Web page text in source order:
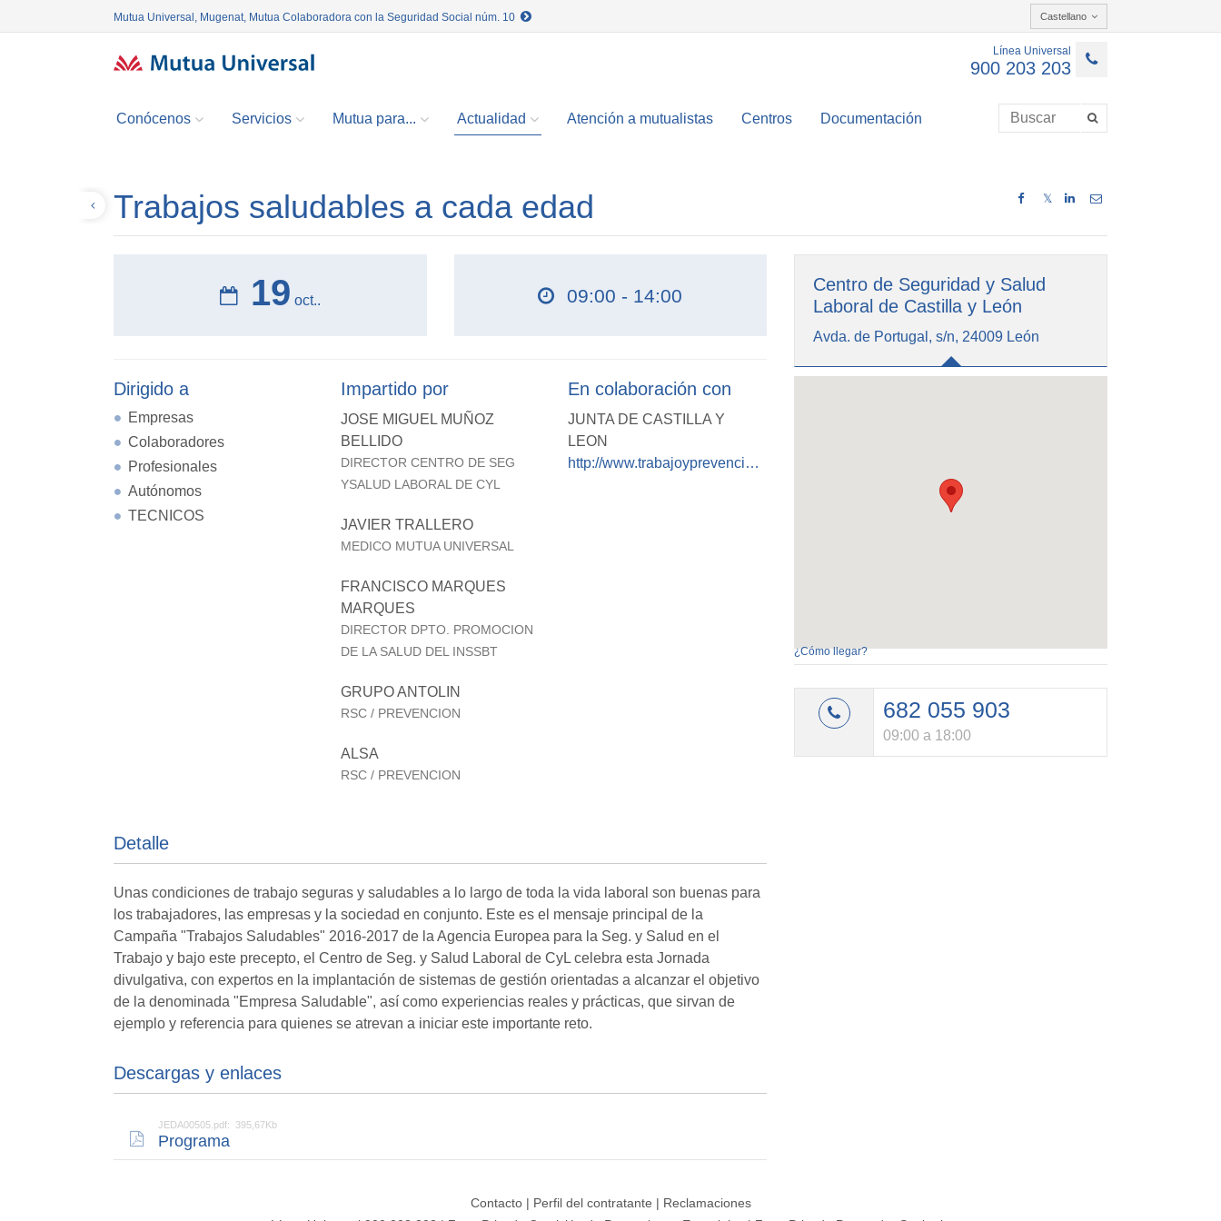
Mutua Universal, Mugenat, Mutua Colaboradora con la Seguridad Social núm. 10 Castellano
Línea Universal
900 203 203
Conócenos Servicios Mutua para... Actualidad Atención a mutualistas Centros Documentación
𝕏
Trabajos saludables a cada edad
19 oct.. 09:00 - 14:00
Dirigido a
Empresas
Colaboradores
Profesionales
Autónomos
TECNICOS
Impartido por
JOSE MIGUEL MUÑOZ
BELLIDO
DIRECTOR CENTRO DE SEG
YSALUD LABORAL DE CYL
JAVIER TRALLERO
MEDICO MUTUA UNIVERSAL
FRANCISCO MARQUES
MARQUES
DIRECTOR DPTO. PROMOCION
DE LA SALUD DEL INSSBT
GRUPO ANTOLIN
RSC / PREVENCION
ALSA
RSC / PREVENCION
En colaboración con
JUNTA DE CASTILLA Y
LEON
http://www.trabajoyprevencion.jcyl.es/web/jcyl/TrabajoYPrevencion/es/Plantilla100Detalle/1255645269725/_/1284651500016/Propuesta
Detalle
Unas condiciones de trabajo seguras y saludables a lo largo de toda la vida laboral son buenas para
los trabajadores, las empresas y la sociedad en conjunto. Este es el mensaje principal de la
Campaña "Trabajos Saludables" 2016-2017 de la Agencia Europea para la Seg. y Salud en el
Trabajo y bajo este precepto, el Centro de Seg. y Salud Laboral de CyL celebra esta Jornada
divulgativa, con expertos en la implantación de sistemas de gestión orientadas a alcanzar el objetivo
de la denominada "Empresa Saludable", así como experiencias reales y prácticas, que sirvan de
ejemplo y referencia para quienes se atrevan a iniciar este importante reto.
Descargas y enlaces
JEDA00505.pdf: 395,67Kb
Programa
Centro de Seguridad y Salud
Laboral de Castilla y León
Avda. de Portugal, s/n, 24009 León
¿Cómo llegar?
682 055 903
09:00 a 18:00
Contacto| Perfil del contratante | Reclamaciones